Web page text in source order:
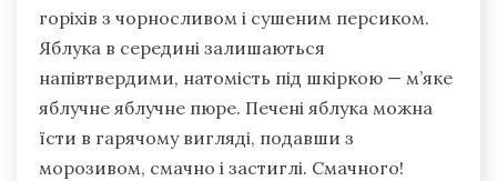
горіхів з чорносливом і сушеним персиком.
Яблука в середині залишаються
напівтвердими, натомість під шкіркою — м’яке
яблучне яблучне пюре. Печені яблука можна
їсти в гарячому вигляді, подавши з
морозивом, смачно і застиглі. Смачного!